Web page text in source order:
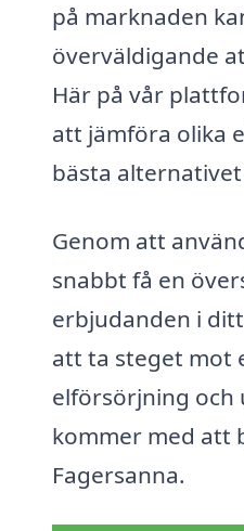
på marknaden
överväldigande
Här på vår
att jämföra olika
bästa
Genom att
snabbt få en
erbjudanden i
att ta steget mot
elförsörjning och
kommer med att
Fagersanna.